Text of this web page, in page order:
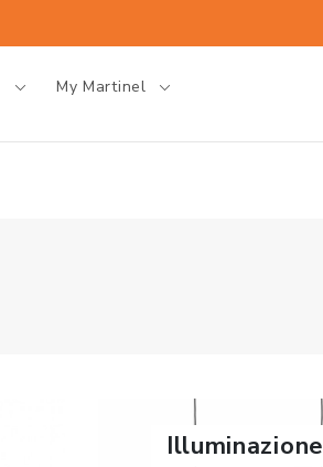
My Martinel
Illuminazione